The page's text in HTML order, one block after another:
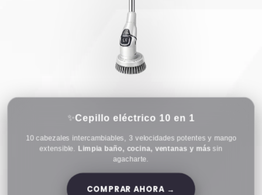
Tu hogar impecable
en minutos
✨Cepillo eléctrico 10 en 1
10 cabezales intercambiables, 3 velocidades potentes y mango
extensible. Limpia baño, cocina, ventanas y mássin
agacharte.
COMPRAR AHORA →